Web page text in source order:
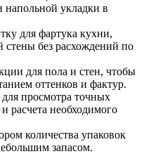
напольной укладки в
для фартука кухни,
стены без расхождений по
для пола и стен, чтобы
оттенков и фактур.
просмотра точных
расчета необходимого
количества упаковок
запасом.